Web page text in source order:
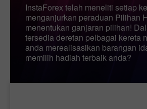
InstaForex telah meneliti setiap
menganjurkan peraduan Pilihan
menentukan ganjaran pilihan!
tersedia deretan pelbagai kereta
anda merealisasikan barangan
memilih hadiah terbaik anda?